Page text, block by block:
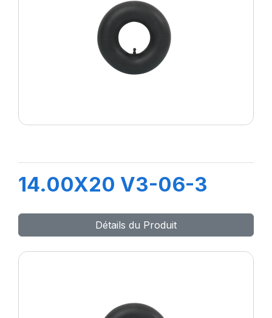
14.00X20 V3-06-3
Détails du Produit